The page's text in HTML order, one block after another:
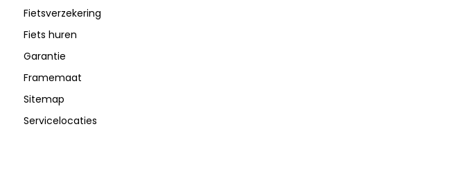
Fietsverzekering
Fiets huren
Garantie
Framemaat
Sitemap
Servicelocaties